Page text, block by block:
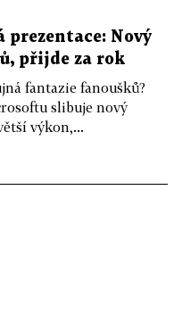
Nový
přijde za rok
fantazie fanoušků?
slibuje nový
výkon,...